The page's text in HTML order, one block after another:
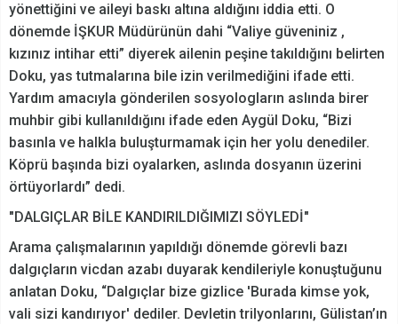
yönettiğini ve aileyi baskı altına aldığını iddia etti. O
dönemde İŞKUR Müdürünün dahi “Valiye güveniniz ,
kızınız intihar etti” diyerek ailenin peşine takıldığını belirten
Doku, yas tutmalarına bile izin verilmediğini ifade etti.
Yardım amacıyla gönderilen sosyologların aslında birer
muhbir gibi kullanıldığını ifade eden Aygül Doku, “Bizi
basınla ve halkla buluşturmamak için her yolu denediler.
Köprü başında bizi oyalarken, aslında dosyanın üzerini
örtüyorlardı” dedi.
"DALGIÇLAR BİLE KANDIRILDIĞIMIZI SÖYLEDİ"
Arama çalışmalarının yapıldığı dönemde görevli bazı
dalgıçların vicdan azabı duyarak kendileriyle konuştuğunu
anlatan Doku, “Dalgıçlar bize gizlice 'Burada kimse yok,
vali sizi kandırıyor' dediler. Devletin trilyonlarını, Gülistan’ın